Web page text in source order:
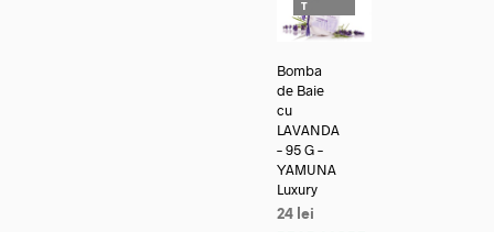
T
Bomba
de Baie
cu
LAVANDA
– 95 G –
YAMUNA
Luxury
24 lei